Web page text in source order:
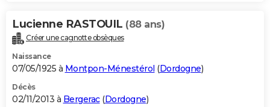
Lucienne RASTOUIL (88 ans)
Créer une cagnotte obsèques
Naissance
07/05/1925 à Montpon-Ménestérol (Dordogne)
Décès
02/11/2013 à Bergerac(Dordogne)